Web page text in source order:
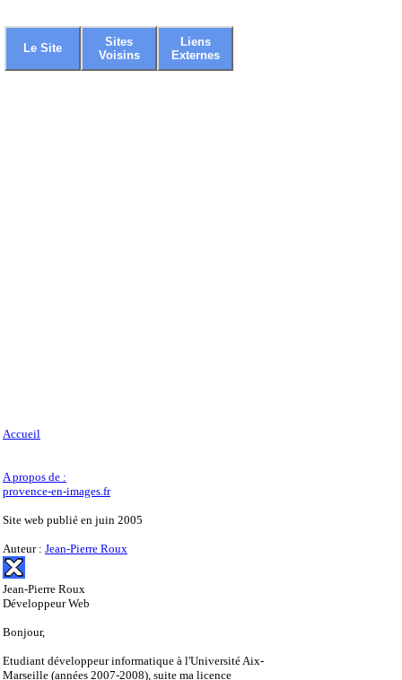
Le Site
Sites
Voisins
Liens
Externes
Accueil
A propos de :
provence-en-images.fr
Site web publié en juin 2005
Auteur : Jean-Pierre Roux
Jean-Pierre Roux
Développeur Web
Bonjour,
Etudiant développeur informatique à l'Université Aix-
Marseille (années 2007-2008), suite ma licence